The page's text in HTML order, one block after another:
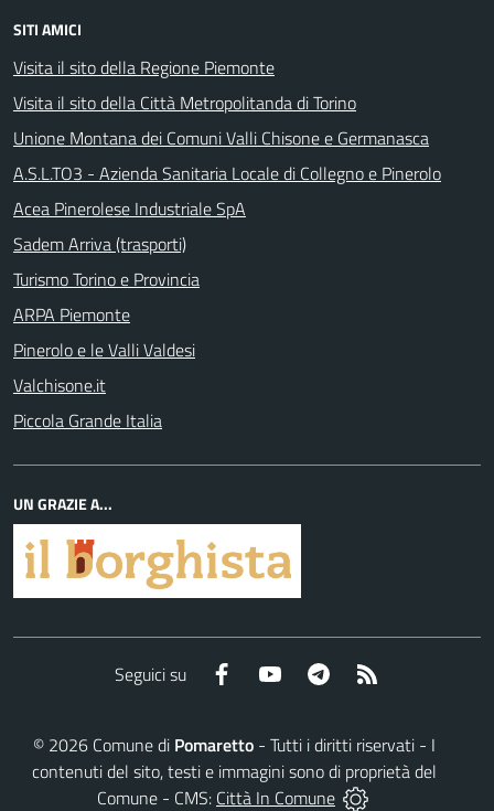
SITI AMICI
Visita il sito della Regione Piemonte
Visita il sito della Città Metropolitanda di Torino
Unione Montana dei Comuni Valli Chisone e Germanasca
A.S.L.TO3 - Azienda Sanitaria Locale di Collegno e Pinerolo
Acea Pinerolese Industriale SpA
Sadem Arriva (trasporti)
Turismo Torino e Provincia
ARPA Piemonte
Pinerolo e le Valli Valdesi
Valchisone.it
Piccola Grande Italia
UN GRAZIE A...
Seguici su Facebook YouTube Telegram
© 2026Comune di Pomaretto- Tutti i diritti riservati - I
contenuti del sito, testi e immagini sono di proprietà del
Comune - CMS: Città In Comune